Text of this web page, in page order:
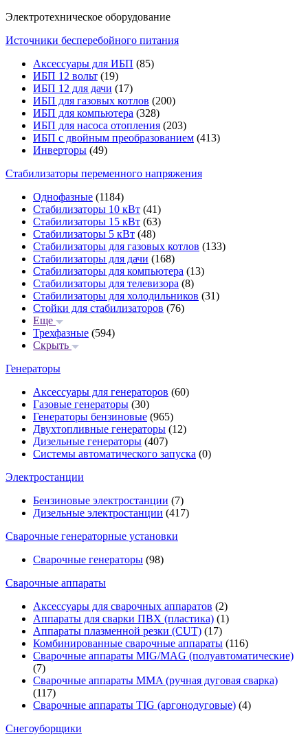
Электротехническое оборудование
Источники бесперебойного питания
Аксессуары для ИБП (85)
ИБП 12 вольт (19)
ИБП 12 для дачи (17)
ИБП для газовых котлов (200)
ИБП для компьютера (328)
ИБП для насоса отопления (203)
ИБП с двойным преобразованием (413)
Инверторы (49)
Стабилизаторы переменного напряжения
Однофазные (1184)
Стабилизаторы 10 кВт (41)
Стабилизаторы 15 кВт (63)
Стабилизаторы 5 кВт (48)
Стабилизаторы для газовых котлов (133)
Стабилизаторы для дачи (168)
Стабилизаторы для компьютера (13)
Стабилизаторы для телевизора (8)
Стабилизаторы для холодильников (31)
Стойки для стабилизаторов (76)
Еще
Трехфазные (594)
Скрыть
Генераторы
Аксессуары для генераторов (60)
Газовые генераторы (30)
Генераторы бензиновые (965)
Двухтопливные генераторы (12)
Дизельные генераторы (407)
Системы автоматического запуска (0)
Электростанции
Бензиновые электростанции (7)
Дизельные электростанции (417)
Сварочные генераторные установки
Сварочные генераторы (98)
Сварочные аппараты
Аксессуары для сварочных аппаратов (2)
Аппараты для сварки ПВХ (пластика) (1)
Аппараты плазменной резки (CUT) (17)
Комбинированные сварочные аппараты (116)
Сварочные аппараты MIG/MAG (полуавтоматические)
(7)
Сварочные аппараты MMA (ручная дуговая сварка)
(117)
Сварочные аппараты TIG (аргонодуговые) (4)
Снегоуборщики